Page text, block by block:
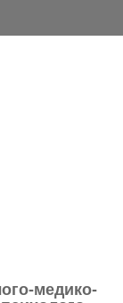
медико-